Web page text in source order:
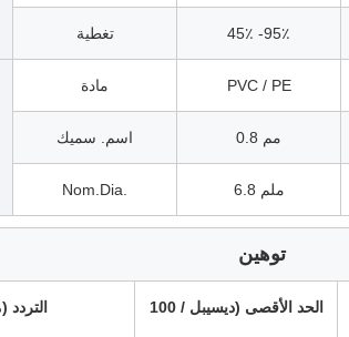
تغطية 45٪ -95٪
مادة PVC / PE
اسم. سميك 0.8 مم
Nom.Dia. 6.8 ملم
توهين
الحد الأقصى (ديسيبل / 100